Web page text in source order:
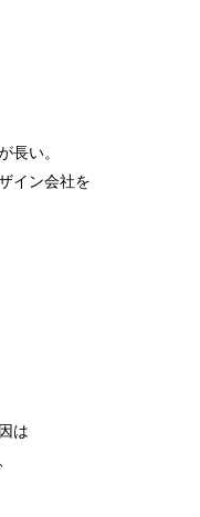
長い。
イン会社を
は